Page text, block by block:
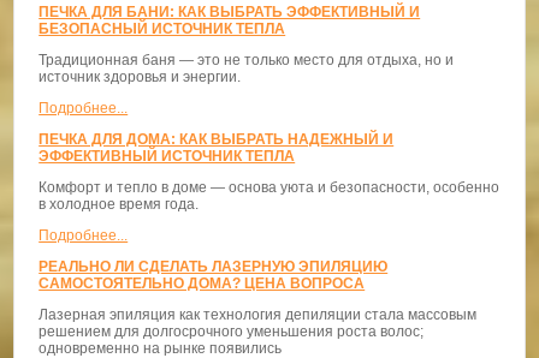
ПЕЧКА ДЛЯ БАНИ: КАК ВЫБРАТЬ ЭФФЕКТИВНЫЙ И
БЕЗОПАСНЫЙ ИСТОЧНИК ТЕПЛА
Традиционная баня — это не только место для отдыха, но и
источник здоровья и энергии.
Подробнее...
ПЕЧКА ДЛЯ ДОМА: КАК ВЫБРАТЬ НАДЕЖНЫЙ И
ЭФФЕКТИВНЫЙ ИСТОЧНИК ТЕПЛА
Комфорт и тепло в доме — основа уюта и безопасности, особенно
в холодное время года.
Подробнее...
РЕАЛЬНО ЛИ СДЕЛАТЬ ЛАЗЕРНУЮ ЭПИЛЯЦИЮ
САМОСТОЯТЕЛЬНО ДОМА? ЦЕНА ВОПРОСА
Лазерная эпиляция как технология депиляции стала массовым
решением для долгосрочного уменьшения роста волос;
одновременно на рынке появились